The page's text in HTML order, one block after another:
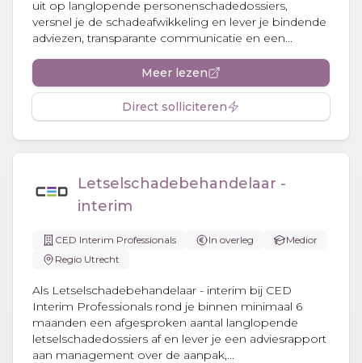
uit op langlopende personenschadedossiers,
versnel je de schadeafwikkeling en lever je bindende
adviezen, transparante communicatie en een...
Meer lezen
Direct solliciteren
Letselschadebehandelaar -
interim
CED Interim Professionals In overleg
Medior
Regio Utrecht
Als Letselschadebehandelaar - interim bij CED
Interim Professionals rond je binnen minimaal 6
maanden een afgesproken aantal langlopende
letselschadedossiers af en lever je een adviesrapport
aan management over de aanpak,...